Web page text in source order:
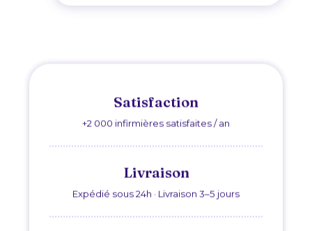
Satisfaction
+2 000 infirmières satisfaites / an
Livraison
Expédié sous 24h · Livraison 3–5 jours